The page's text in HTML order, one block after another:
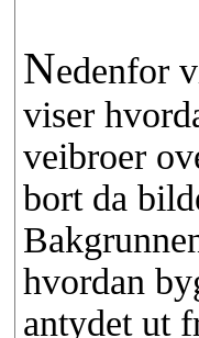
Nedenfor
viser
veibroer
bort da
hvordan
antydet ut